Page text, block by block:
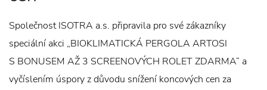
Společnost ISOTRA a.s. připravila pro své zákazníky
speciální akci „BIOKLIMATICKÁ PERGOLA ARTOSI
S BONUSEM AŽ 3 SCREENOVÝCH ROLET ZDARMA“ a
vyčíslením úspory z důvodu snížení koncových cen za